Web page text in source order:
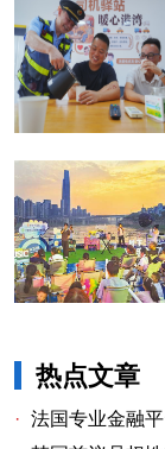
热点文章
· 法国专业金融平台